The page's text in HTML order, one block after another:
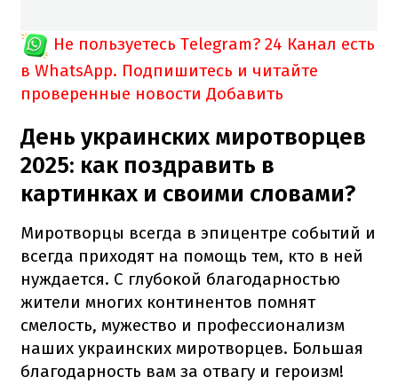
Не пользуетесь Telegram? 24 Канал есть
в WhatsApp. Подпишитесь и читайте
проверенные новости Добавить
День украинских миротворцев
2025: как поздравить в
картинках и своими словами?
Миротворцы всегда в эпицентре событий и
всегда приходят на помощь тем, кто в ней
нуждается. С глубокой благодарностью
жители многих континентов помнят
смелость, мужество и профессионализм
наших украинских миротворцев. Большая
благодарность вам за отвагу и героизм!